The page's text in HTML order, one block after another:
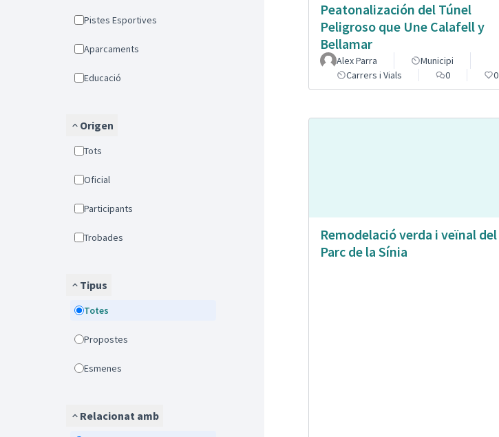
Pistes Esportives
Aparcaments
Educació
Origen
Tots
Oficial
Participants
Trobades
Tipus
Totes
Propostes
Esmenes
Relacionat amb
Peatonalización del Túnel
Peligroso que Une Calafell y
Bellamar
Alex Parra
Municipi
Carrers i Vials
0 0
Remodelació verda i veïnal del
Parc de la Sínia